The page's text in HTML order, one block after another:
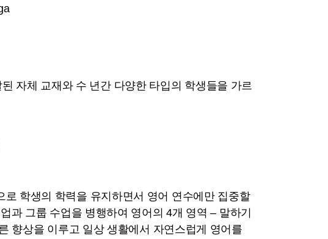
자체 교재와 수 년간 다양한 타입의 학생들을 가르
학생의 학력을 유지하면서 영어 연수에만 집중할
과 그룹 수업을 병행하여 영어의 4개 영역 – 말하기
향상을 이루고 일상 생활에서 자연스럽게 영어를